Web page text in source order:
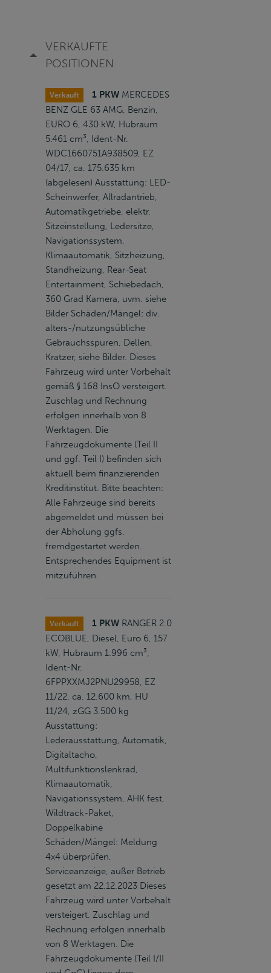
VERKAUFTE
POSITIONEN
Verkauft 1 PKW MERCEDES
BENZ GLE 63 AMG, Benzin,
EURO 6, 430 kW, Hubraum
5.461 cm³, Ident-Nr.
WDC1660751A938509, EZ
04/17, ca. 175.635 km
(abgelesen) Ausstattung: LED-
Scheinwerfer, Allradantrieb,
Automatikgetriebe, elektr.
Sitzeinstellung, Ledersitze,
Navigationssystem,
Klimaautomatik, Sitzheizung,
Standheizung, Rear-Seat
Entertainment, Schiebedach,
360 Grad Kamera, uvm. siehe
Bilder Schäden/Mängel: div.
alters-/nutzungsübliche
Gebrauchsspuren, Dellen,
Kratzer, siehe Bilder. Dieses
Fahrzeug wird unter Vorbehalt
gemäß § 168 InsO versteigert.
Zuschlag und Rechnung
erfolgen innerhalb von 8
Werktagen. Die
Fahrzeugdokumente (Teil II
und ggf. Teil I) befinden sich
aktuell beim finanzierenden
Kreditinstitut. Bitte beachten:
Alle Fahrzeuge sind bereits
abgemeldet und müssen bei
der Abholung ggfs.
fremdgestartet werden.
Entsprechendes Equipment ist
mitzuführen.
Verkauft 1 PKW RANGER 2.0
ECOBLUE, Diesel, Euro 6, 157
kW, Hubraum 1.996 cm³,
Ident-Nr.
6FPPXXMJ2PNU29958, EZ
11/22, ca. 12.600 km, HU
11/24, zGG 3.500 kg
Ausstattung:
Lederausstattung, Automatik,
Digitaltacho,
Multifunktionslenkrad,
Klimaautomatik,
Navigationssystem, AHK fest,
Wildtrack-Paket,
Doppelkabine
Schäden/Mängel: Meldung
4x4 überprüfen,
Serviceanzeige, außer Betrieb
gesetzt am 22.12.2023 Dieses
Fahrzeug wird unter Vorbehalt
versteigert. Zuschlag und
Rechnung erfolgen innerhalb
von 8 Werktagen. Die
Fahrzeugdokumente (Teil I/II